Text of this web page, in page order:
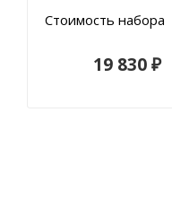
Стоимость набора
19 830 ₽